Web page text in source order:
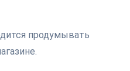
продумывать